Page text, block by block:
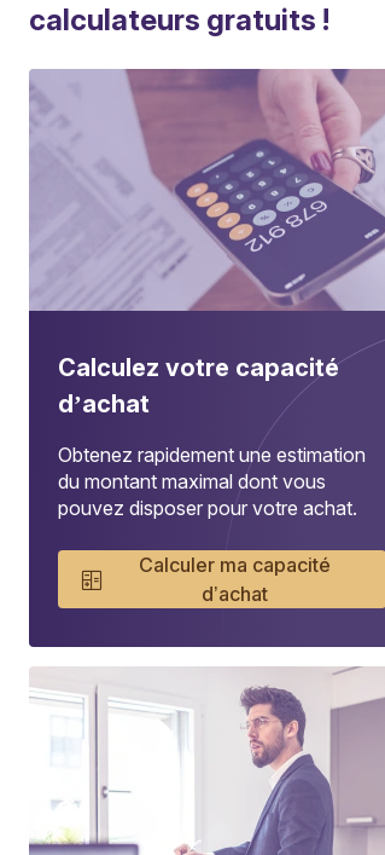
calculateurs gratuits !
Calculez votre capacité
d’achat
Obtenez rapidement une estimation
du montant maximal dont vous
pouvez disposer pour votre achat.
Calculer ma capacité
d’achat